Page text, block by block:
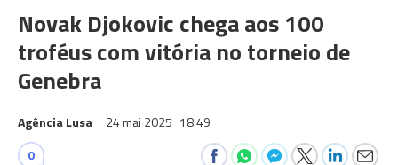
Novak Djokovic chega aos 100
troféus com vitória no torneio de
Genebra
Agência Lusa 24 mai 2025 18:49
0